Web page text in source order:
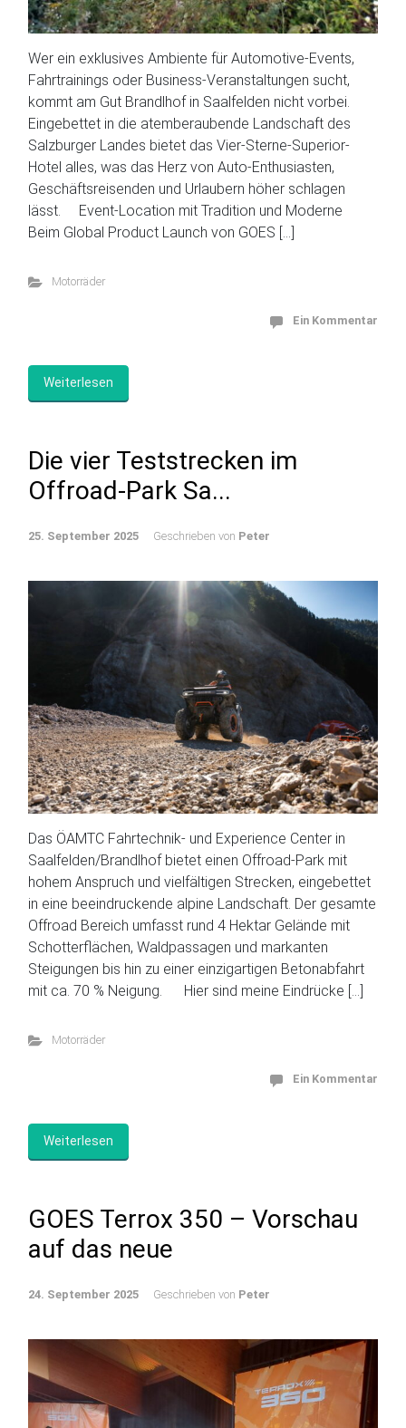
Wer ein exklusives Ambiente für Automotive-Events,
Fahrtrainings oder Business-Veranstaltungen sucht,
kommt am Gut Brandlhof in Saalfelden nicht vorbei.
Eingebettet in die atemberaubende Landschaft des
Salzburger Landes bietet das Vier-Sterne-Superior-
Hotel alles, was das Herz von Auto-Enthusiasten,
Geschäftsreisenden und Urlaubern höher schlagen
lässt. Event-Location mit Tradition und Moderne
Beim Global Product Launch von GOES […]
Motorräder
Ein Kommentar
Weiterlesen
Die vier Teststrecken im
Offroad-Park Sa...
25. September 2025 Geschrieben von Peter
Das ÖAMTC Fahrtechnik- und Experience Center in
Saalfelden/Brandlhof bietet einen Offroad-Park mit
hohem Anspruch und vielfältigen Strecken, eingebettet
in eine beeindruckende alpine Landschaft. Der gesamte
Offroad Bereich umfasst rund 4 Hektar Gelände mit
Schotterflächen, Waldpassagen und markanten
Steigungen bis hin zu einer einzigartigen Betonabfahrt
mit ca. 70 % Neigung. Hier sind meine Eindrücke […]
Motorräder
Ein Kommentar
Weiterlesen
GOES Terrox 350 – Vorschau
auf das neue
24. September 2025 Geschrieben von Peter